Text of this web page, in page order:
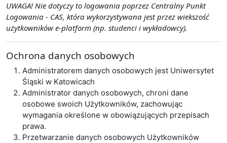
UWAGA! Nie dotyczy to logowania poprzez Centralny Punkt
Logowania - CAS, która wykorzystywana jest przez wiekszość
użytkowników e-platform (np. studenci i wykładowcy).
Ochrona danych osobowych
Administratorem danych osobowych jest Uniwersytet
Śląski w Katowicach
Administrator danych osobowych, chroni dane
osobowe swoich Użytkowników, zachowując
wymagania określone w obowiązujących przepisach
prawa.
Przetwarzanie danych osobowych Użytkowników